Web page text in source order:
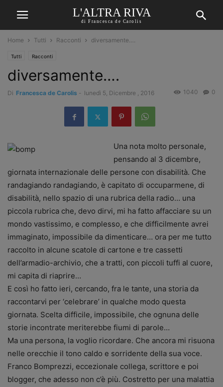
L'ALTRA RIVA
di Francesca de Carolis
Home Tutti Racconti diversamente….
Tutti Racconti
diversamente….
Di Francesca de Carolis - lunedì 5, Dicembre , 2016 0
1040
Una nota molto personale,
pensando al 3 dicembre,
giornata internazionale delle persone con disabilità. Che
randagiando randagiando, è capitato di occuparmene, di
disabilità, nello spazio di una rubrica della radio… una
piccola rubrica che, devo dirvi, mi ha fatto affacciare su un
mondo vastissimo, e complesso, e che difficilmente avrei
immaginato, impossibile da dimenticare… ora per me tutto
raccolto in alcune scatole di cartone e tre cassetti
dell’armadio-archivio, che a tratti, con piccoli tuffi al cuore,
mi capita di riaprire…
E così ho fatto ieri, cercando, fra le tante, una storia da
raccontarvi per ‘celebrare’ in qualche modo questa
giornata. Scelta difficile, impossibile, che ognuna delle
storie incontrate meriterebbe fiumi di parole…
Ma una persona, la voglio ricordare. Che ancora mi risuona
nelle orecchie il tono caldo e sorridente della sua voce.
Franco Bomprezzi, eccezionale collega, scrittore e poi
blogger, che adesso non c’è più. Costretto per una malattia